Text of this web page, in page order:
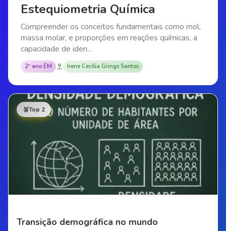
Estequiometria Química
Compreender os conceitos fundamentais como mol,
massa molar, e proporções em reações químicas, a
capacidade de iden...
2º ano EM Irene Cecília Grings Santos
🥈Top 2
Transição demográfica no mundo